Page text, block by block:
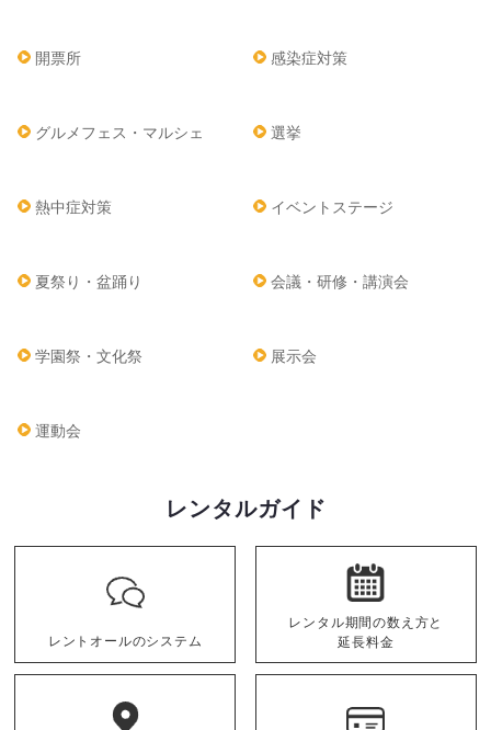
開票所 感染症対策
グルメフェス・マルシェ 選挙
熱中症対策 イベントステージ
夏祭り・盆踊り 会議・研修・講演会
学園祭・文化祭 展示会
運動会
レンタルガイド
レントオールのシステム
レンタル期間の数え方と
延長料金